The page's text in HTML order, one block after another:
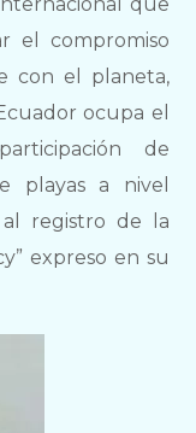
el compromiso
con el planeta,
ocupa el
de
playas a nivel
registro de la
expreso en su